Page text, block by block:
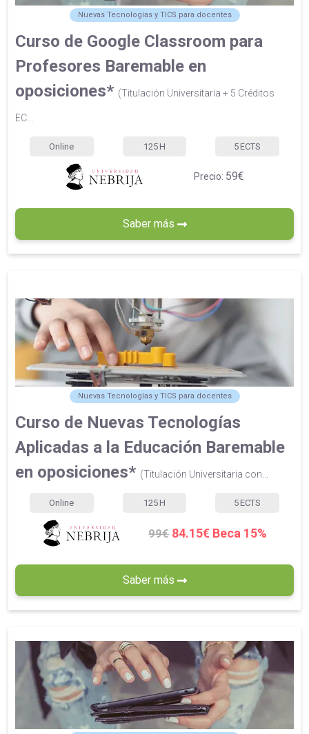
Nuevas Tecnologías y TICS para docentes
Curso de Google Classroom para
Profesores Baremable en
oposiciones* (Titulación Universitaria + 5 Créditos
EC...
Online 125 H 5 ECTS
Precio: 59€
Saber más
Nuevas Tecnologías y TICS para docentes
Curso de Nuevas Tecnologías
Aplicadas a la Educación Baremable
en oposiciones* (Titulación Universitaria con...
Online 125 H 5 ECTS
99€ 84.15€ Beca 15%
Saber más